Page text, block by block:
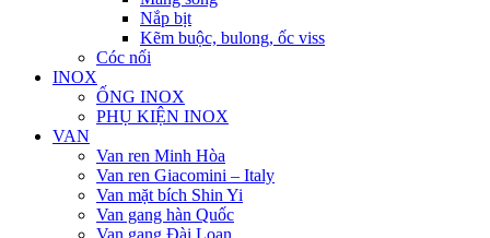
Nắp bịt
Kẽm buộc, bulong, ốc viss
Cóc nối
INOX
ỐNG INOX
PHỤ KIỆN INOX
VAN
Van ren Minh Hòa
Van ren Giacomini – Italy
Van mặt bích Shin Yi
Van gang hàn Quốc
Van gang Đài Loan